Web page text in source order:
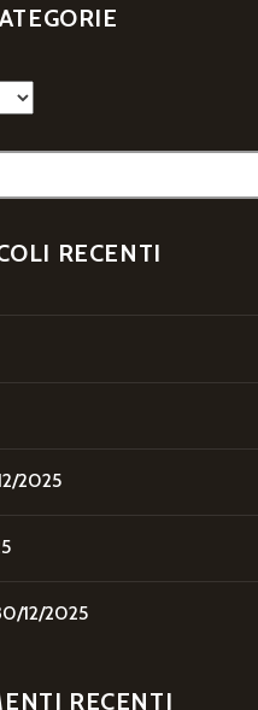
RECENTI
2025
12/2025
RECENTI